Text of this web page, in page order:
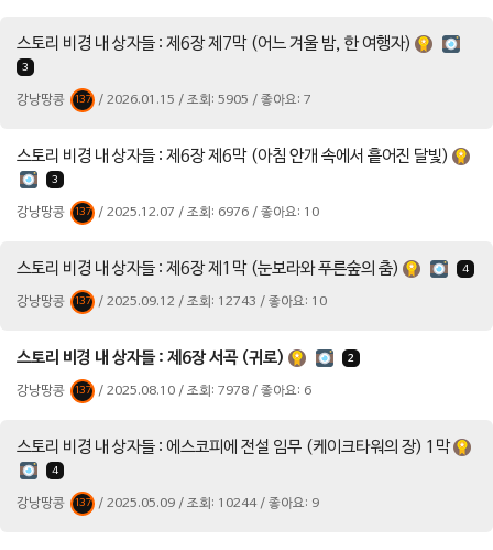
스토리 비경 내 상자들 : 제6장 제7막 (어느 겨울 밤, 한 여행자)
3
강낭땅콩 137 / 2026.01.15 / 조회: 5905 / 좋아요: 7
스토리 비경 내 상자들 : 제6장 제6막 (아침 안개 속에서 흩어진 달빛)
3
강낭땅콩 137 / 2025.12.07 / 조회: 6976 / 좋아요: 10
스토리 비경 내 상자들 : 제6장 제1막 (눈보라와 푸른숲의 춤) 4
강낭땅콩 137 / 2025.09.12 / 조회: 12743 / 좋아요: 10
스토리 비경 내 상자들 : 제6장 서곡 (귀로) 2
강낭땅콩 137 / 2025.08.10 / 조회: 7978 / 좋아요: 6
스토리 비경 내 상자들 : 에스코피에 전설 임무 (케이크타워의 장) 1막
4
강낭땅콩 137 / 2025.05.09 / 조회: 10244 / 좋아요: 9